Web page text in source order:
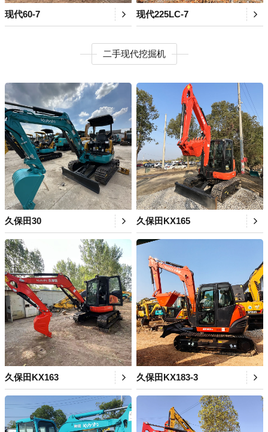
现代60-7 现代225LC-7
二手现代挖掘机
久保田30 久保田KX165
久保田KX163 久保田KX183-3